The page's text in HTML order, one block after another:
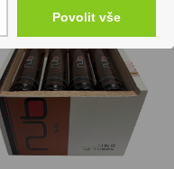
Povolit vše